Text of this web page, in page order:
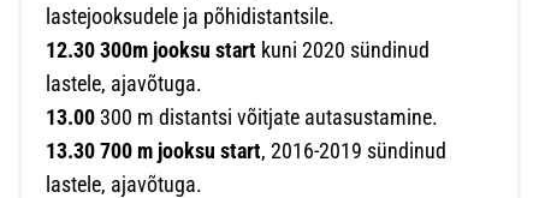
lastejooksudele ja põhidistantsile.
12.30 300m jooksu start kuni 2020 sündinud
lastele, ajavõtuga.
13.00 300 m distantsi võitjate autasustamine.
13.30 700 m jooksu start, 2016-2019 sündinud
lastele, ajavõtuga.